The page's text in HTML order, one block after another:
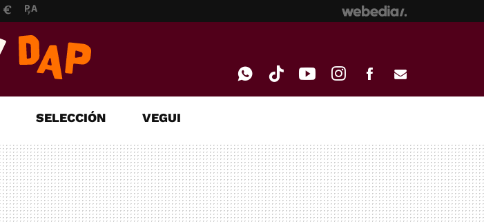
MAIL
SELECCIÓN VEGUI